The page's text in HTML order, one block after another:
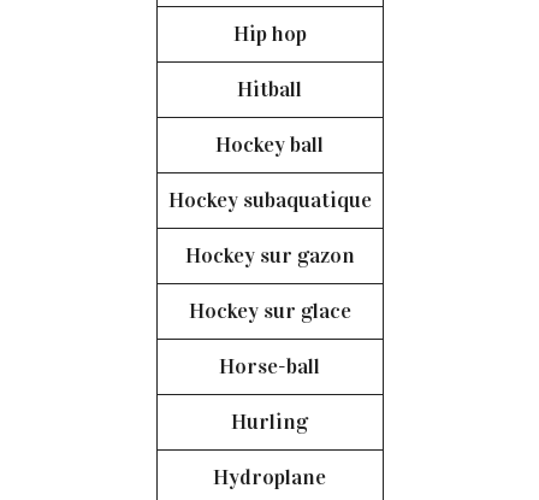
Hip hop
Hitball
Hockey ball
Hockey subaquatique
Hockey sur gazon
Hockey sur glace
Horse-ball
Hurling
Hydroplane